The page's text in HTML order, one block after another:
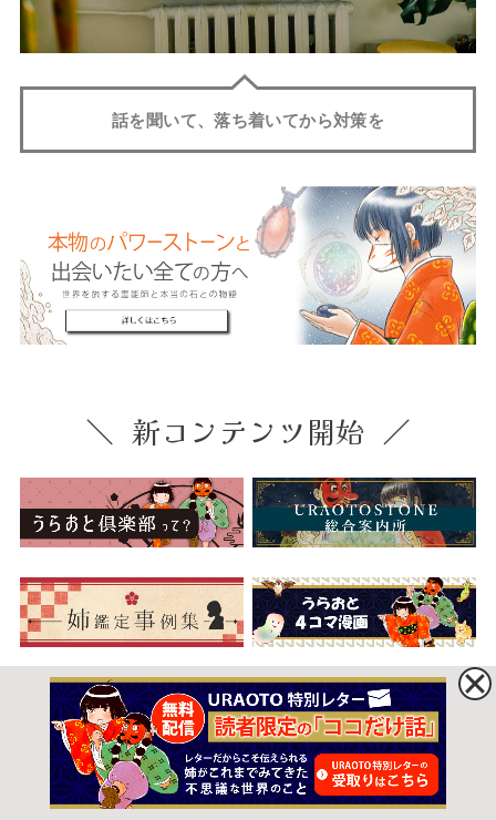
話を聞いて、落ち着いてから対策を
新コンテンツ開始